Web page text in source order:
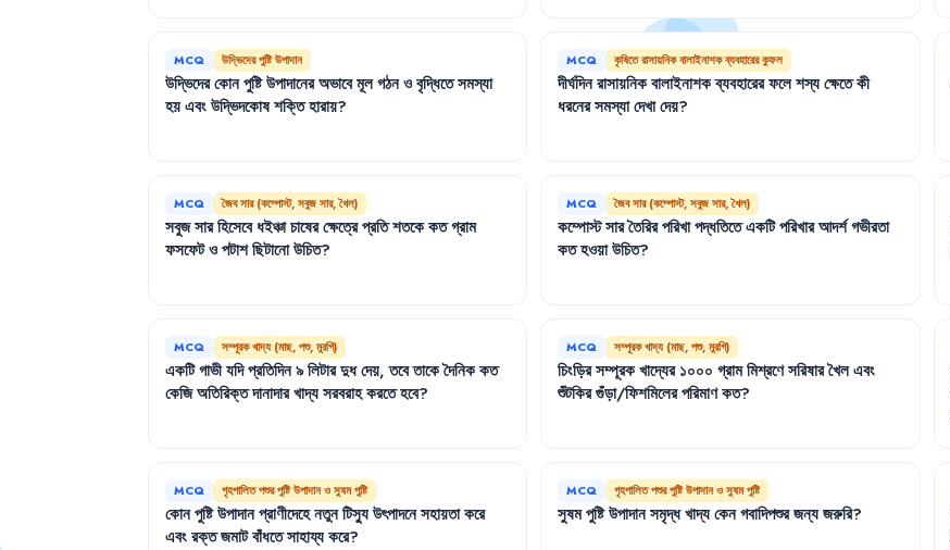
MCQ উদ্ভিদের পুষ্টি উপাদান
উদ্ভিদেরকোনপুষ্টিউপাদানেরঅভাবেমূলগঠনওবৃদ্ধিতেসমস্যা
হয়এবংউদ্ভিদকোষশক্তিহারায়?
MCQ কৃষিতে রাসায়নিক বালাইনাশক ব্যবহারের কুফল
দীর্ঘদিনরাসায়নিকবালাইনাশকব্যবহারেরফলেশস্য ক্ষেতেকী
ধরনেরসমস্যাদেখাদেয়?
MCQ জৈব সার (কম্পোস্ট, সবুজ সার, খৈল)
সবুজসারহিসেবেধইঞ্চাচাষেরক্ষেত্রেপ্রতিশতকেকতগ্রাম
ফসফেটওপটাশছিটানোউচিত?
MCQ জৈব সার (কম্পোস্ট, সবুজ সার, খৈল)
কম্পোস্টসারতৈরিরপরিখাপদ্ধতিতেএকটিপরিখারআদর্শগভীরতা
কতহওয়াউচিত?
MCQ সম্পূরক খাদ্য (মাছ, পশু, মুরগি)
একটিগাভীযদিপ্রতিদিন৯লিটারদুধদেয়, তবেতাকেদৈনিককত
কেজিঅতিরিক্তদানাদারখাদ্যসরবরাহকরতেহবে?
MCQ সম্পূরক খাদ্য (মাছ, পশু, মুরগি)
চিংড়িরসম্পূরকখাদ্যের ১০০০ গ্রামমিশ্রণেসরিষারখৈলএবং
শুঁটকিরগুঁড়া/ফিশমিলেরপরিমাণকত?
MCQ গৃহপালিত পশুর পুষ্টি উপাদান ও সুষম পুষ্টি
কোনপুষ্টিউপাদানপ্রাণীদেহেনতুনটিস্যুউৎপাদনেসহায়তাকরে
এবংরক্তজমাটবাঁধতেসাহায্যকরে?
MCQ গৃহপালিত পশুর পুষ্টি উপাদান ও সুষম পুষ্টি
সুষমপুষ্টিউপাদানসমৃদ্ধখাদ্য কেনগবাদিপশুরজন্য জরুরি?